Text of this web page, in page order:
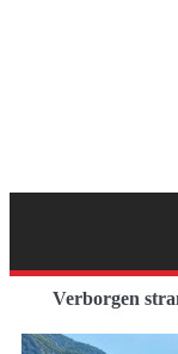
Verborgen